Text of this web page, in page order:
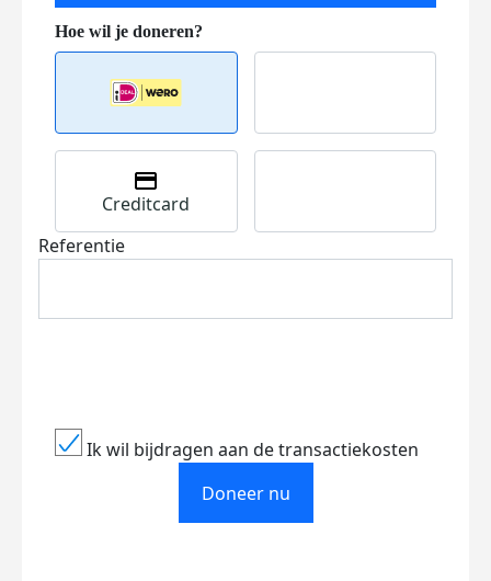
Creditcard
Referentie
Ik wil bijdragen aan de transactiekosten
Doneer nu